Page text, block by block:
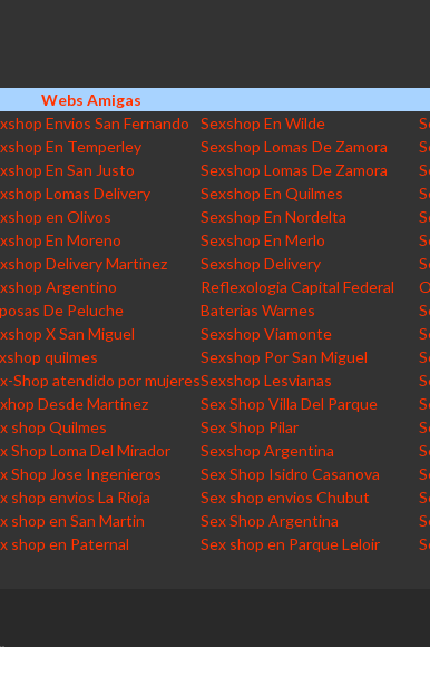
Webs Amigas
Envios San Fernando Sexshop En Wilde
En Temperley Sexshop Lomas De Zamora
En San Justo Sexshop Lomas De Zamora
Lomas Delivery Sexshop En Quilmes
en Olivos Sexshop En Nordelta
En Moreno Sexshop En Merlo
Delivery Martinez Sexshop Delivery
Argentino Reflexologia Capital Federal
De Peluche Baterias Warnes
X San Miguel Sexshop Viamonte
quilmes Sexshop Por San Miguel
Shop atendido por mujeresSexshop Lesvianas
Desde Martinez Sex Shop Villa Del Parque
shop Quilmes Sex Shop Pilar
Shop Loma Del Mirador Sexshop Argentina
Shop Jose Ingenieros Sex Shop Isidro Casanova
shop envios La Rioja Sex shop envios Chubut
shop en San Martin Sex Shop Argentina
shop en Paternal Sex shop en Parque Leloir